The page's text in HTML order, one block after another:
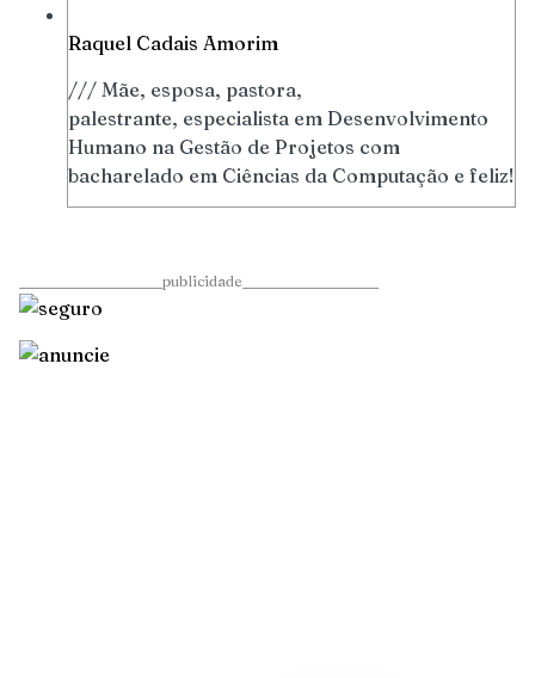
Raquel Cadais Amorim
/// Mãe, esposa, pastora,
palestrante, especialista em Desenvolvimento
Humano na Gestão de Projetos com
bacharelado em Ciências da Computação e feliz!
____________________publicidade___________________